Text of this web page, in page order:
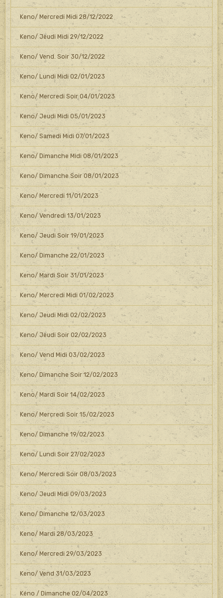
Keno/ Mercredi Midi 28/12/2022
Keno/ Jeudi Midi 29/12/2022
Keno/ Vend. Soir 30/12/2022
Keno/ Lundi Midi 02/01/2023
Keno/ Mercredi Soir 04/01/2023
Keno/ Jeudi Midi 05/01/2023
Keno/ Samedi Midi 07/01/2023
Keno/ Dimanche Midi 08/01/2023
Keno/ Dimanche Soir 08/01/2023
Keno/ Mercredi 11/01/2023
Keno/ Vendredi 13/01/2023
Keno/ Jeudi Soir 19/01/2023
Keno/ Dimanche 22/01/2023
Keno/ Mardi Soir 31/01/2023
Keno/ Mercredi Midi 01/02/2023
Keno/ Jeudi Midi 02/02/2023
Keno/ Jeudi Soir 02/02/2023
Keno/ Vend Midi 03/02/2023
Keno/ Dimanche Soir 12/02/2023
Keno/ Mardi Soir 14/02/2023
Keno/ Mercredi Soir 15/02/2023
Keno/ Dimanche 19/02/2023
Keno/ Lundi Soir 27/02/2023
Keno/ Mercredi Soir 08/03/2023
Keno/ Jeudi Midi 09/03/2023
Keno/ Dimanche 12/03/2023
Keno/ Mardi 28/03/2023
Keno/ Mercredi 29/03/2023
Keno/ Vend 31/03/2023
Kéno / Dimanche 02/04/2023